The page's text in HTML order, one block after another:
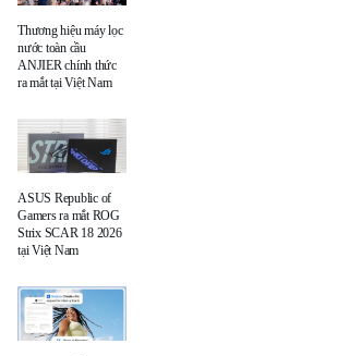
Thương hiệu máy lọc
nước toàn cầu
ANJIER chính thức
ra mắt tại Việt Nam
ASUS Republic of
Gamers ra mắt ROG
Strix SCAR 18 2026
tại Việt Nam